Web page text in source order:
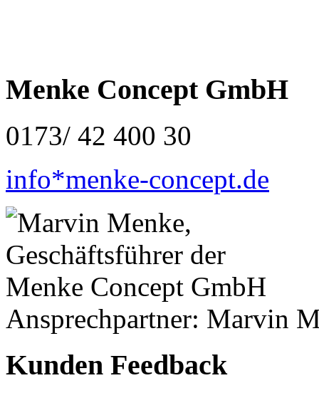
Menke Concept GmbH
0173/ 42 400 30
info*menke-concept.de
Ansprechpartner: Marvin
Kunden Feedback